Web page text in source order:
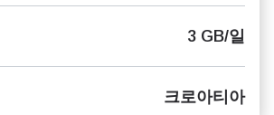
3 GB/일
크로아티아